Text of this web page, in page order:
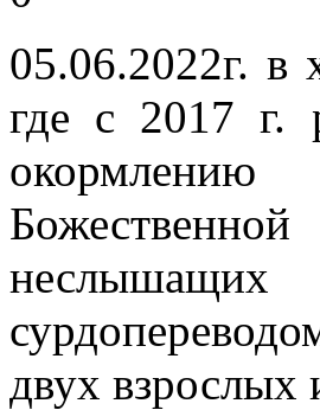
05.06.2022г.
где с 2017 г.
двух взрослых